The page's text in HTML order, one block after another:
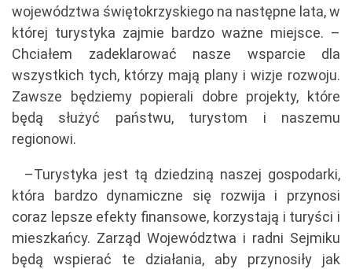
województwa świętokrzyskiego na następne lata, w
której turystyka zajmie bardzo ważne miejsce. –
Chciałem zadeklarować nasze wsparcie dla
wszystkich tych, którzy mają plany i wizje rozwoju.
Zawsze będziemy popierali dobre projekty, które
będą służyć państwu, turystom i naszemu
regionowi.
–Turystyka jest tą dziedziną naszej gospodarki,
która bardzo dynamiczne się rozwija i przynosi
coraz lepsze efekty finansowe, korzystają i turyści i
mieszkańcy. Zarząd Województwa i radni Sejmiku
będą wspierać te działania, aby przynosiły jak